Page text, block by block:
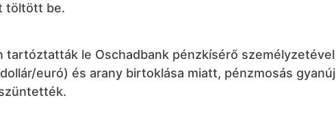
töltött be.
tartóztatták le Oschadbank pénzkísérő személyzetével
euró) és arany birtoklása miatt, pénzmosás